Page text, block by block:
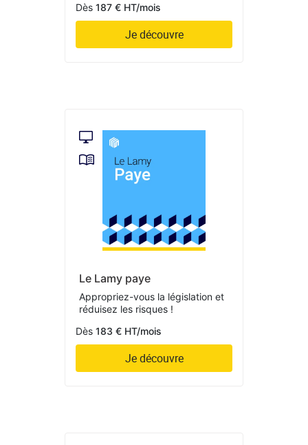
Dès 187 € HT/mois
Je découvre
Le Lamy paye
Appropriez-vous la législation et
réduisez les risques !
Dès 183 € HT/mois
Je découvre